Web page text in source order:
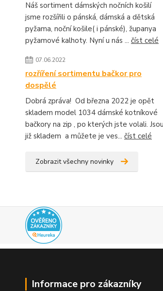
Náš sortiment dámských nočních košilí
jsme rozšířili o pánská, dámská a dětská
pyžama, noční košile( i pánské), županya
pyžamové kalhoty. Nyní u nás ... číst celé
07.06.2022
rozříření sortimentu bačkor pro
dospělé
Dobrá zpráva! Od března 2022 je opět
skladem model 1034 dámské kotníkové
bačkory na zip , po kterých jste volali. Jsou
již skladem a můžete je ves... číst celé
Zobrazit všechny novinky
Informace pro zákazníky